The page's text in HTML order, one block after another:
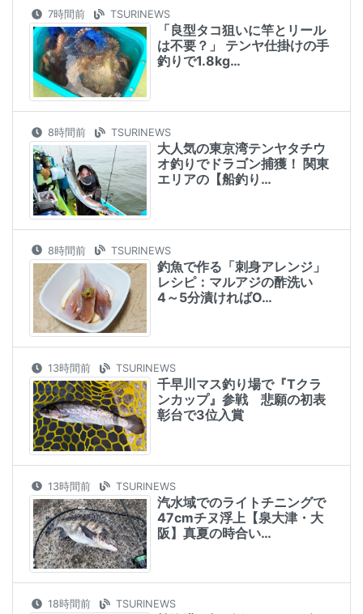
7時間前 TSURINEWS
「良型タコ狙いに竿とリール
は不要？」 テンヤ仕掛けの手
釣りで1.8kg…
8時間前 TSURINEWS
大人気の東京湾テンヤタチウ
オ釣りでドラゴン捕獲！ 関東
エリアの【船釣り…
8時間前 TSURINEWS
釣魚で作る「刺身アレンジ」
レシピ：マルアジの酢洗い
4～5分漬ければO…
13時間前 TSURINEWS
千早川マス釣り場で『Tクラ
ンカップ』参戦 悲願の初表
彰台で3位入賞
13時間前 TSURINEWS
汽水域でのライトチニングで
47cmチヌ浮上【泉大津・大
阪】真夏の時合い…
18時間前 TSURINEWS